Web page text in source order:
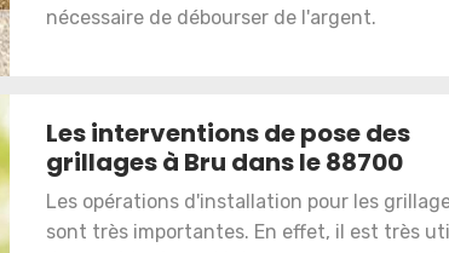
nécessaire de débourser de l'argent.
Les interventions de pose des
grillages à Bru dans le 88700
Les opérations d'installation pour les
sont très importantes. En effet, il est très